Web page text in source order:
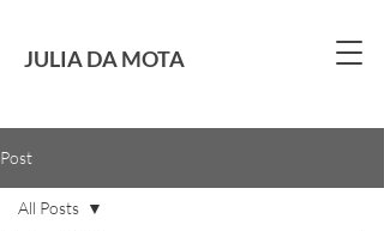
JULIA DA MOTA
Post
All Posts